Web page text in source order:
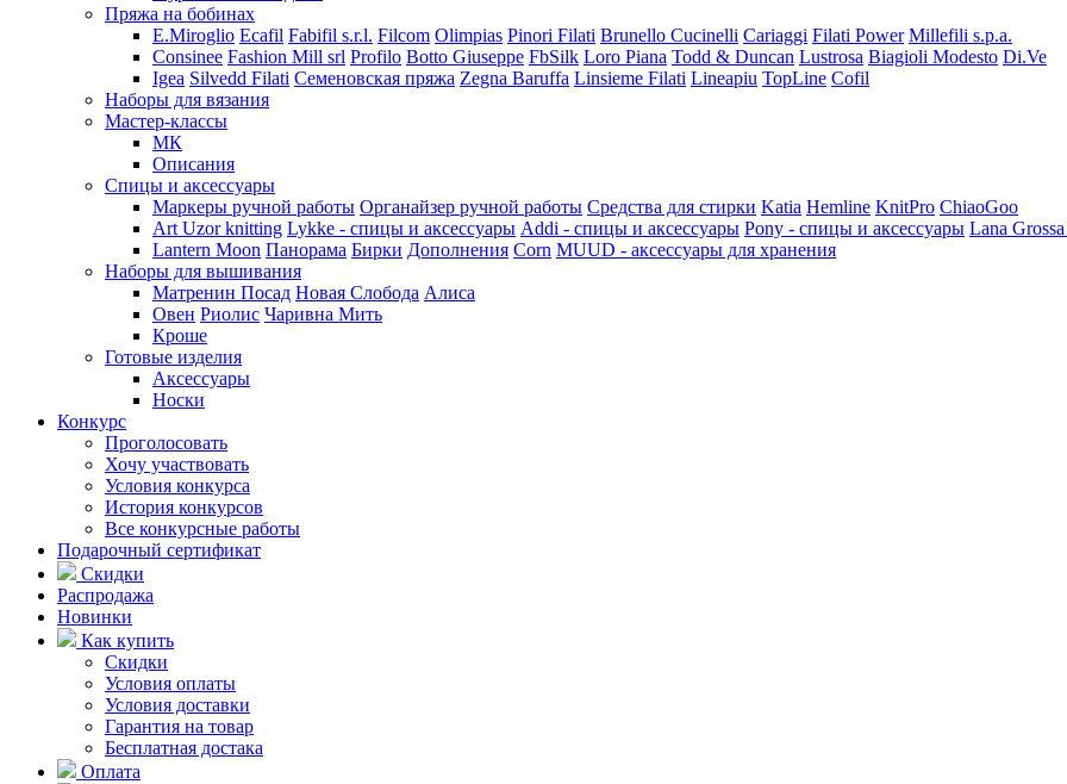
Пряжа на бобинах
E.Miroglio Ecafil Fabifil s.r.l. Filcom Olimpias Pinori Filati Brunello Cucinelli Cariaggi Filati Power Millefili s.p.a.
Consinee Fashion Mill srl Profilo Botto Giuseppe FbSilk Loro Piana Todd & Duncan Lustrosa Biagioli Modesto Di.Ve
Igea Silvedd Filati Семеновская пряжа Zegna Baruffa Linsieme Filati Lineapiu TopLine Cofil
Наборы для вязания
Мастер-классы
МК
Описания
Спицы и аксессуары
Маркеры ручной работы Органайзер ручной работы Средства для стирки Katia Hemline KnitPro ChiaoGoo
Art Uzor knitting Lykke - спицы и аксессуары Addi - спицы и аксессуары Pony - спицы и аксессуары Lana
Lantern Moon Панорама Бирки Дополнения Corn MUUD - аксессуары для хранения
Наборы для вышивания
Матренин Посад Новая Слобода Алиса
Овен Риолис Чаривна Мить
Кроше
Готовые изделия
Аксессуары
Носки
Конкурс
Проголосовать
Хочу участвовать
Условия конкурса
История конкурсов
Все конкурсные работы
Подарочный сертификат
Скидки
Распродажа
Новинки
Как купить
Скидки
Условия оплаты
Условия доставки
Гарантия на товар
Бесплатная достака
Оплата